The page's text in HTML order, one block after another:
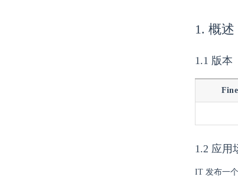
1. 概述
1.1 版本
1.2 应用
IT 发布一